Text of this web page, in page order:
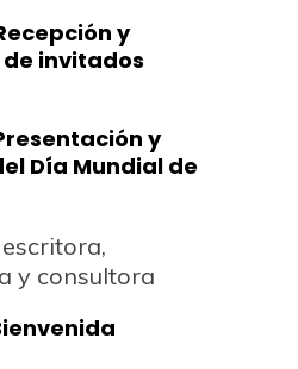
y
invitados
y
Día Mundial de
escritora,
y consultora